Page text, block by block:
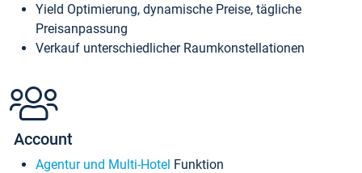
Yield Optimierung, dynamische Preise, tägliche
Preisanpassung
Verkauf unterschiedlicher Raumkonstellationen
Account
Agentur und Multi-Hotel Funktion